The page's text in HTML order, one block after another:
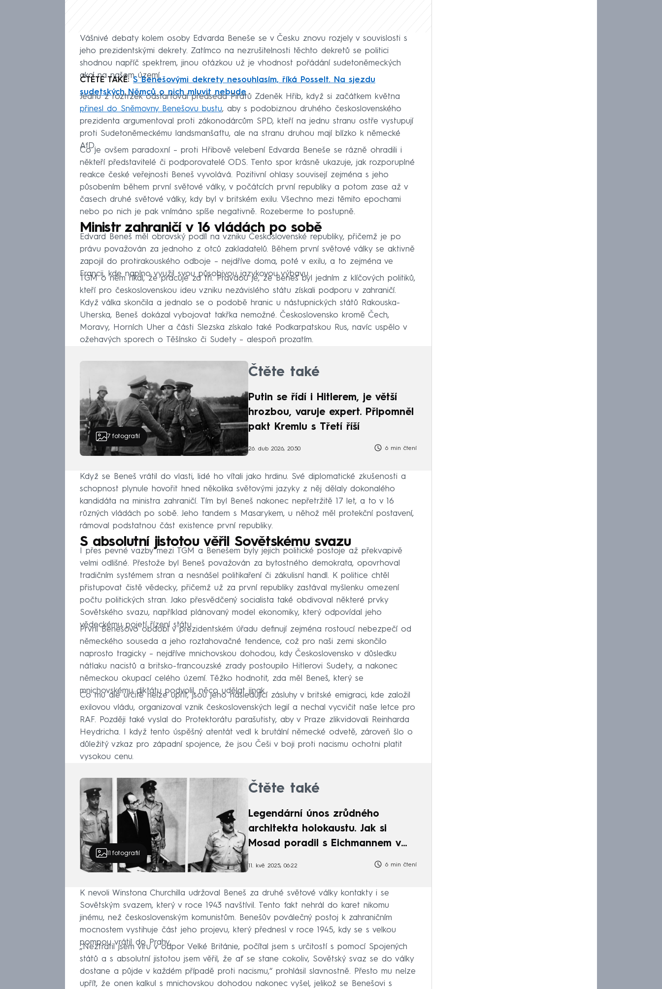
Vášnivé debaty kolem osoby Edvarda Beneše se v Česku znovu rozjely v souvislosti s
jeho prezidentskými dekrety. Zatímco na nezrušitelnosti těchto dekretů se politici
shodnou napříč spektrem, jinou otázkou už je vhodnost pořádání sudetoněmeckých
akcí na našem území.
ČTĚTE TAKÉ:S Benešovými dekrety nesouhlasím, říká Posselt. Na sjezdu
sudetských Němců o nich mluvit nebude
Jednu z roztržek odstartoval předseda Pirátů Zdeněk Hřib, když si začátkem května
přinesl do Sněmovny Benešovu bustu, aby s podobiznou druhého československého
prezidenta argumentoval proti zákonodárcům SPD, kteří na jednu stranu ostře vystupují
proti Sudetoněmeckému landsmanšaftu, ale na stranu druhou mají blízko k německé
AfD.
Co je ovšem paradoxní – proti Hřibově velebení Edvarda Beneše se rázně ohradili i
někteří představitelé či podporovatelé ODS. Tento spor krásně ukazuje, jak rozporuplné
reakce české veřejnosti Beneš vyvolává. Pozitivní ohlasy souvisejí zejména s jeho
působením během první světové války, v počátcích první republiky a potom zase až v
časech druhé světové války, kdy byl v britském exilu. Všechno mezi těmito epochami
nebo po nich je pak vnímáno spíše negativně. Rozeberme to postupně.
Ministr zahraničí v 16 vládách po sobě
Edvard Beneš měl obrovský podíl na vzniku Československé republiky, přičemž je po
právu považován za jednoho z otců zakladatelů. Během první světové války se aktivně
zapojil do protirakouského odboje – nejdříve doma, poté v exilu, a to zejména ve
Francii, kde naplno využil svou působivou jazykovou výbavu.
TGM o něm říkal, že pracuje za tři. Pravdou je, že Beneš byl jedním z klíčových politiků,
kteří pro československou ideu vzniku nezávislého státu získali podporu v zahraničí.
Když válka skončila a jednalo se o podobě hranic u nástupnických států Rakouska-
Uherska, Beneš dokázal vybojovat takřka nemožné. Československo kromě Čech,
Moravy, Horních Uher a části Slezska získalo také Podkarpatskou Rus, navíc uspělo v
ožehavých sporech o Těšínsko či Sudety – alespoň prozatím.
7 fotografií
Čtěte také
Putin se řídí i Hitlerem, je větší
hrozbou, varuje expert. Připomněl
pakt Kremlu s Třetí říší
26. dub 2026, 20:50 6 min čtení
Když se Beneš vrátil do vlasti, lidé ho vítali jako hrdinu. Své diplomatické zkušenosti a
schopnost plynule hovořit hned několika světovými jazyky z něj dělaly dokonalého
kandidáta na ministra zahraničí. Tím byl Beneš nakonec nepřetržitě 17 let, a to v 16
různých vládách po sobě. Jeho tandem s Masarykem, u něhož měl protekční postavení,
rámoval podstatnou část existence první republiky.
S absolutní jistotou věřil Sovětskému svazu
I přes pevné vazby mezi TGM a Benešem byly jejich politické postoje až překvapivě
velmi odlišné. Přestože byl Beneš považován za bytostného demokrata, opovrhoval
tradičním systémem stran a nesnášel politikaření či zákulisní handl. K politice chtěl
přistupovat čistě vědecky, přičemž už za první republiky zastával myšlenku omezení
počtu politických stran. Jako přesvědčený socialista také obdivoval některé prvky
Sovětského svazu, například plánovaný model ekonomiky, který odpovídal jeho
vědeckému pojetí řízení státu.
První Benešovo období v prezidentském úřadu definují zejména rostoucí nebezpečí od
německého souseda a jeho roztahovačné tendence, což pro naši zemi skončilo
naprosto tragicky – nejdříve mnichovskou dohodou, kdy Československo v důsledku
nátlaku nacistů a britsko-francouzské zrady postoupilo Hitlerovi Sudety, a nakonec
německou okupací celého území. Těžko hodnotit, zda měl Beneš, který se
mnichovskému diktátu podvolil, něco udělat jinak.
Co mu ale určitě nelze upřít, jsou jeho následující zásluhy v britské emigraci, kde založil
exilovou vládu, organizoval vznik československých legií a nechal vycvičit naše letce pro
RAF. Později také vyslal do Protektorátu parašutisty, aby v Praze zlikvidovali Reinharda
Heydricha. I když tento úspěšný atentát vedl k brutální německé odvetě, zároveň šlo o
důležitý vzkaz pro západní spojence, že jsou Češi v boji proti nacismu ochotni platit
vysokou cenu.
11 fotografií
Čtěte také
Legendární únos zrůdného
architekta holokaustu. Jak si
Mosad poradil s Eichmannem v
11. kvě 2025, 06:22 6 min čtení
K nevoli Winstona Churchilla udržoval Beneš za druhé světové války kontakty i se
Sovětským svazem, který v roce 1943 navštívil. Tento fakt nehrál do karet nikomu
jinému, než československým komunistům. Benešův poválečný postoj k zahraničním
mocnostem vystihuje část jeho projevu, který přednesl v roce 1945, kdy se s velkou
pompou vrátil do Prahy.
„Neztratil jsem víru v odpor Velké Británie, počítal jsem s určitostí s pomocí Spojených
států a s absolutní jistotou jsem věřil, že ať se stane cokoliv, Sovětský svaz se do války
dostane a půjde v každém případě proti nacismu,“ prohlásil slavnostně. Přesto mu nelze
upřít, že onen kalkul s mnichovskou dohodou nakonec vyšel, jelikož se Benešovi s